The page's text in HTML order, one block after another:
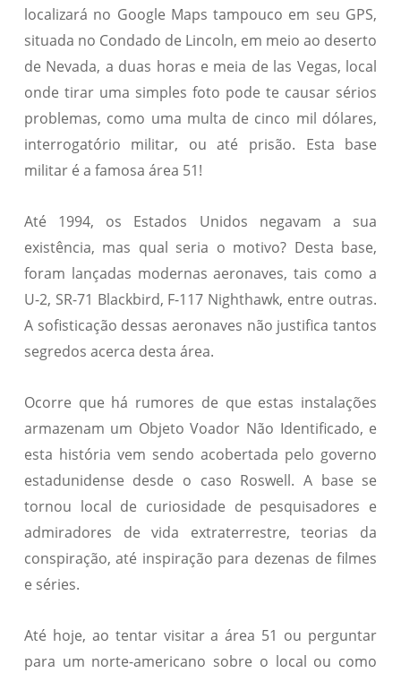
localizará no Google Maps tampouco em seu GPS,
situada no Condado de Lincoln, em meio ao deserto
de Nevada, a duas horas e meia de las Vegas, local
onde tirar uma simples foto pode te causar sérios
problemas, como uma multa de cinco mil dólares,
interrogatório militar, ou até prisão. Esta base
militar é a famosa área 51!
Até 1994, os Estados Unidos negavam a sua
existência, mas qual seria o motivo? Desta base,
foram lançadas modernas aeronaves, tais como a
U-2, SR-71 Blackbird, F-117 Nighthawk, entre outras.
A sofisticação dessas aeronaves não justifica tantos
segredos acerca desta área.
Ocorre que há rumores de que estas instalações
armazenam um Objeto Voador Não Identificado, e
esta história vem sendo acobertada pelo governo
estadunidense desde o caso Roswell. A base se
tornou local de curiosidade de pesquisadores e
admiradores de vida extraterrestre, teorias da
conspiração, até inspiração para dezenas de filmes
e séries.
Até hoje, ao tentar visitar a área 51 ou perguntar
para um norte-americano sobre o local ou como